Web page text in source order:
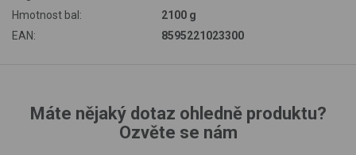
Hmotnost bal:
2100 g
EAN:
8595221023300
Máte nějaký dotaz ohledně produktu?
Ozvěte se nám